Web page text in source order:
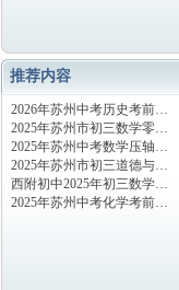
推荐内容
2026年苏州中考历史考前…
2025年苏州市初三数学零…
2025年苏州中考数学压轴…
2025年苏州市初三道德与…
西附初中2025年初三数学…
2025年苏州中考化学考前…